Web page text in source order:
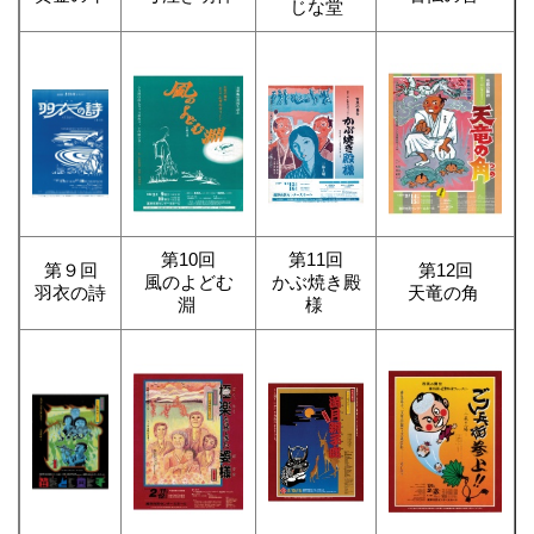
じな堂
第９回
羽衣の詩
第10回
風のよどむ
淵
第11回
かぶ焼き殿
様
第12回
天竜の角